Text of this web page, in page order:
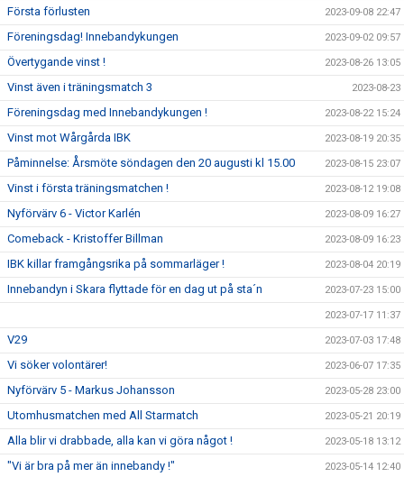
Första förlusten 2023-09-08 22:47
Föreningsdag! Innebandykungen 2023-09-02 09:57
Övertygande vinst ! 2023-08-26 13:05
Vinst även i träningsmatch 3 2023-08-23
Föreningsdag med Innebandykungen ! 2023-08-22 15:24
Vinst mot Wårgårda IBK 2023-08-19 20:35
Påminnelse: Årsmöte söndagen den 20 augusti kl 15.00 2023-08-15 23:07
Vinst i första träningsmatchen ! 2023-08-12 19:08
Nyförvärv 6 - Victor Karlén 2023-08-09 16:27
Comeback - Kristoffer Billman 2023-08-09 16:23
IBK killar framgångsrika på sommarläger ! 2023-08-04 20:19
Innebandyn i Skara flyttade för en dag ut på sta´n 2023-07-23 15:00
2023-07-17 11:37
V29 2023-07-03 17:48
Vi söker volontärer! 2023-06-07 17:35
Nyförvärv 5 - Markus Johansson 2023-05-28 23:00
Utomhusmatchen med All Starmatch 2023-05-21 20:19
Alla blir vi drabbade, alla kan vi göra något ! 2023-05-18 13:12
"Vi är bra på mer än innebandy !" 2023-05-14 12:40